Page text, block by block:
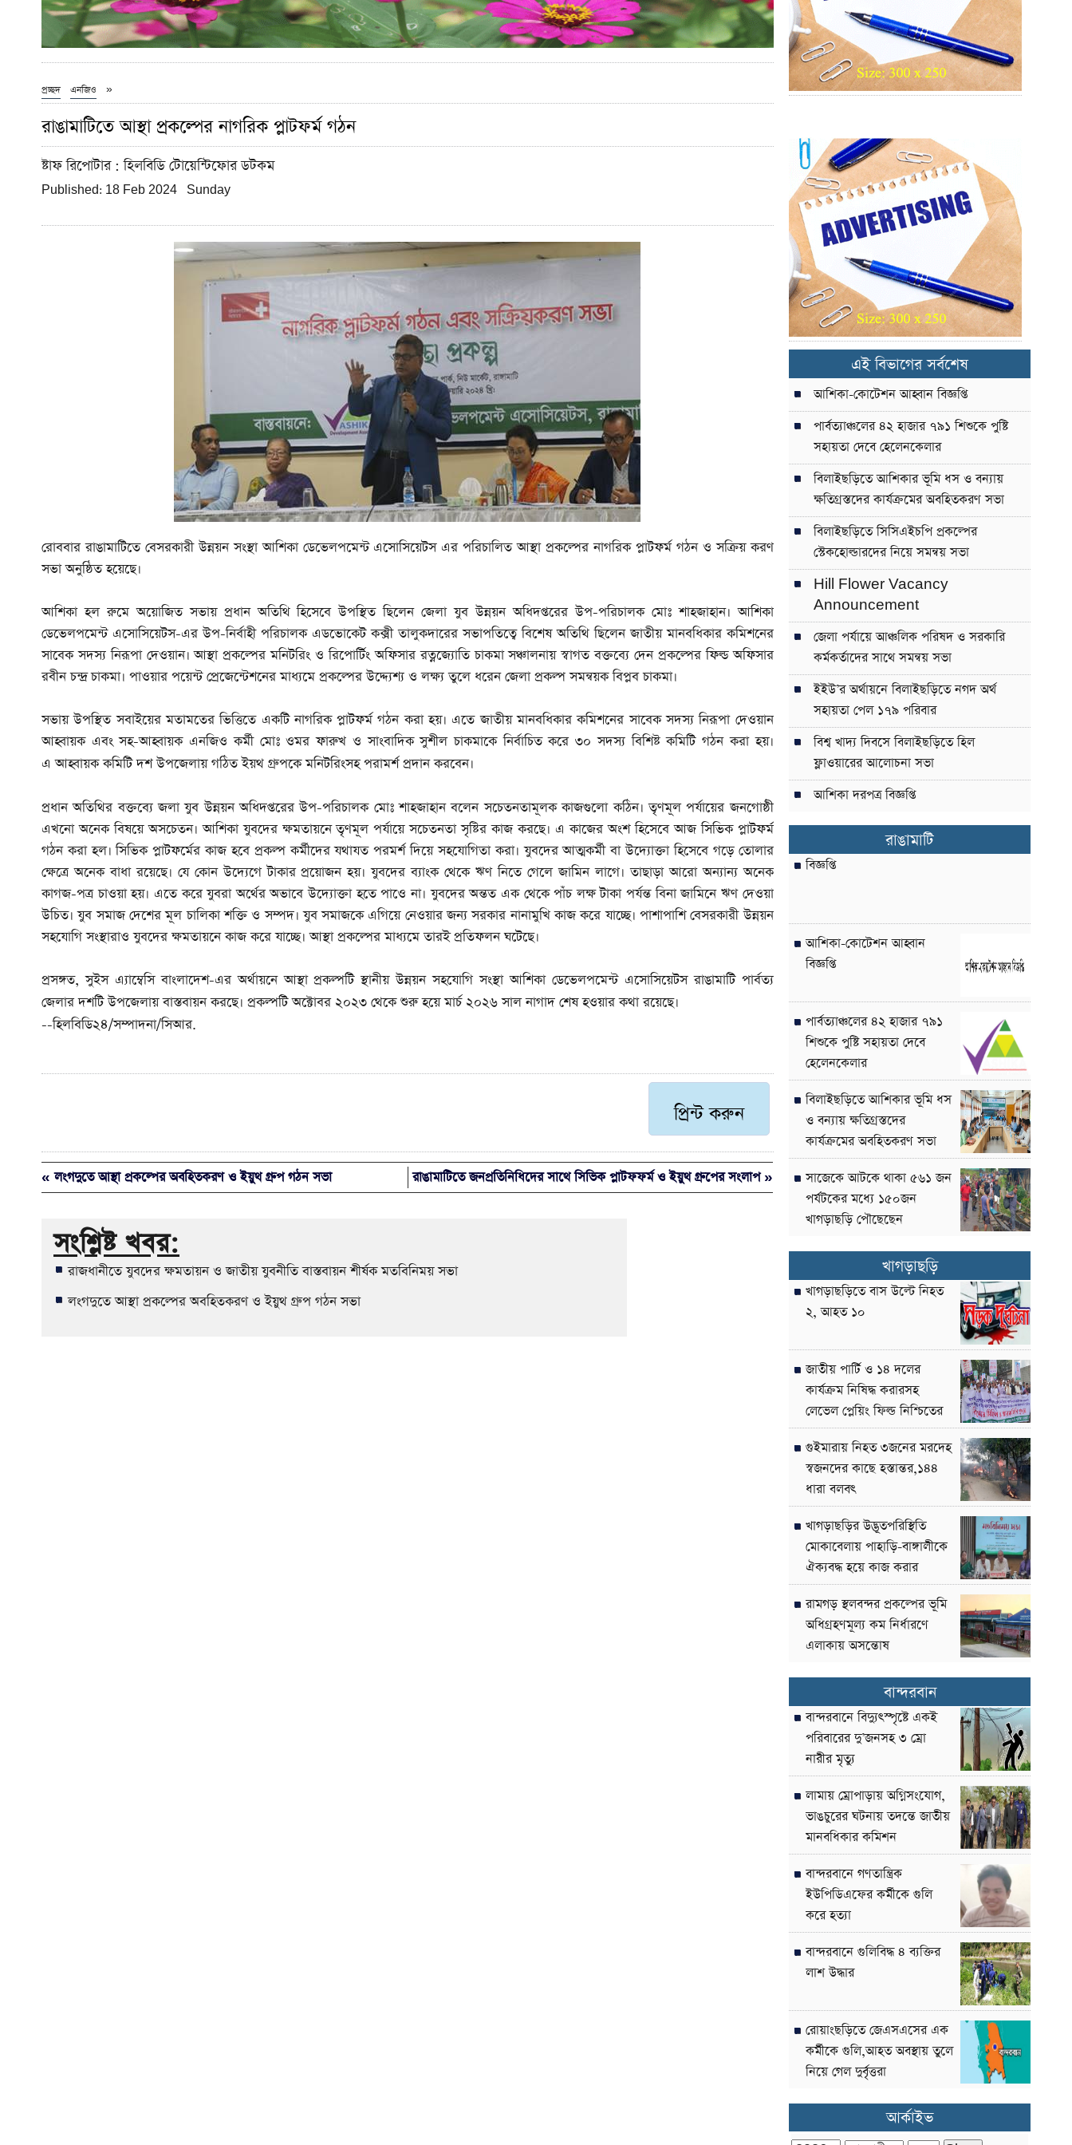
প্রচ্ছদ »
এনজিও
রাঙামাটিতে আস্থা প্রকল্পের নাগরিক প্লাটফর্ম গঠন
ষ্টাফ রিপোটার: হিলবিডি টোয়েন্টিফোর ডটকম
Published: 18 Feb 2024 Sunday
রোববার রাঙামাটিতে বেসরকারী উন্নয়ন সংস্থা আশিকা ডেভেলপমেন্ট এসোসিয়েটস এর পরিচালিত আস্থা প্রকল্পের নাগরিক প্লাটফর্ম গঠন ও সক্রিয় করণ
সভা অনুষ্ঠিত হয়েছে।
আশিকা হল রুমে অয়োজিত সভায় প্রধান অতিথি হিসেবে উপস্থিত ছিলেন জেলা যুব উন্নয়ন অধিদপ্তরের উপ-পরিচালক মোঃ শাহজাহান। আশিকা
ডেভেলপমেন্ট এসোসিয়েটস-এর উপ-নির্বাহী পরিচালক এডভোকেট কক্সী তালুকদারের সভাপতিত্বে বিশেষ অতিথি ছিলেন জাতীয় মানবধিকার কমিশনের
সাবেক সদস্য নিরূপা দেওয়ান। আস্থা প্রকল্পের মনিটরিং ও রিপোর্টিং অফিসার রত্নজ্যোতি চাকমা সঞ্চালনায় স্বাগত বক্তব্যে দেন প্রকল্পের ফিল্ড অফিসার
রবীন চন্দ্র চাকমা। পাওয়ার পয়েন্ট প্রেজেন্টেশনের মাধ্যমে প্রকল্পের উদ্দ্যেশ্য ও লক্ষ্য তুলে ধরেন জেলা প্রকল্প সমন্বয়ক বিপ্লব চাকমা।
সভায় উপস্থিত সবাইয়ের মতামতের ভিত্তিতে একটি নাগরিক প্লাটফর্ম গঠন করা হয়। এতে জাতীয় মানবধিকার কমিশনের সাবেক সদস্য নিরূপা দেওয়ান
আহ্বায়ক এবং সহ-আহ্বায়কএনজিও কর্মী মোঃ ওমর ফারুখ ও সাংবাদিক সুশীল চাকমাকে নির্বাচিত করে ৩০ সদস্য বিশিষ্ট কমিটি গঠন করা হয়।
এআহ্বায়ককমিটি দশ উপজেলায় গঠিত ইয়থ গ্রুপকে মনিটরিংসহ পরামর্শ প্রদান করবেন।
প্রধান অতিথির বক্তব্যে জলা যুব উন্নয়ন অধিদপ্তরের উপ-পরিচালক মোঃ শাহজাহান বলেন সচেতনতামূলক কাজগুলো কঠিন। তৃণমূল পর্যায়ের জনগোষ্ঠী
এখনো অনেক বিষয়ে অসচেতন। আশিকা যুবদের ক্ষমতায়নে তৃণমূল পর্যায়ে সচেতনতা সৃষ্টির কাজ করছে। এ কাজের অংশ হিসেবে আজ সিভিক প্লাটফর্ম
গঠন করা হল। সিভিক প্লাটফর্মের কাজ হবে প্রকল্প কর্মীদের যথাযত পরমর্শ দিয়ে সহযোগিতা করা। যুবদের আত্মকর্মী বা উদ্যোক্তা হিসেবে গড়ে তোলার
ক্ষেত্রে অনেক বাধা রয়েছে। যে কোন উদ্যেগে টাকার প্রয়োজন হয়। যুবদের ব্যাংক থেকে ঋণ নিতে গেলে জামিন লাগে। তাছাড়া আরো অন্যান্য অনেক
কাগজ-পত্র চাওয়া হয়। এতে করে যুবরা অর্থের অভাবে উদ্যোক্তা হতে পাওে না। যুবদের অন্তত এক থেকে পাঁচ লক্ষ টাকা পর্যন্ত বিনা জামিনে ঋণ দেওয়া
উচিত। যুব সমাজ দেশের মূল চালিকা শক্তি ও সম্পদ। যুব সমাজকে এগিয়ে নেওয়ার জন্য সরকার নানামুখি কাজ করে যাচ্ছে। পাশাপাশি বেসরকারী উন্নয়ন
সহযোগি সংস্থারাও যুবদের ক্ষমতায়নে কাজ করে যাচ্ছে। আস্থা প্রকল্পের মাধ্যমে তারই প্রতিফলন ঘটেছে।
প্রসঙ্গত, সুইস এ্যাম্বেসি বাংলাদেশ-এর অর্থায়নে আস্থা প্রকল্পটি স্থানীয় উন্নয়ন সহযোগি সংস্থা আশিকা ডেভেলপমেন্ট এসোসিয়েটস রাঙামাটি পার্বত্য
জেলার দশটি উপজেলায় বাস্তবায়ন করছে। প্রকল্পটি অক্টোবর ২০২৩ থেকে শুরু হয়ে মার্চ ২০২৬ সাল নাগাদ শেষ হওয়ার কথা রয়েছে।
--হিলবিডি২৪/সম্পাদনা/সিআর.
প্রিন্ট করুন
« লংগদুতে আস্থা প্রকল্পের অবহিতকরণ ও ইয়ুথ গ্রুপ গঠন সভা রাঙামাটিতে জনপ্রতিনিধিদের সাথে সিভিক প্লাটফফর্ম ও ইয়ুথ গ্রুপের সংলাপ »
সংশ্লিষ্ট খবর:
রাজধানীতে যুবদের ক্ষমতায়ন ও জাতীয় যুবনীতি বাস্তবায়ন শীর্ষক মতবিনিময় সভা
লংগদুতে আস্থা প্রকল্পের অবহিতকরণ ও ইয়ুথ গ্রুপ গঠন সভা
এই বিভাগের সর্বশেষ
আশিকা-কোটেশন আহ্বান বিজ্ঞপ্তি
পার্বত্যাঞ্চলের ৪২ হাজার ৭৯১ শিশুকে পুষ্টি
সহায়তা দেবে হেলেনকেলার
বিলাইছড়িতে আশিকার ভূমি ধস ও বন্যায়
ক্ষতিগ্রস্তদের কার্যক্রমের অবহিতকরণ সভা
বিলাইছড়িতে সিসিএইচপি প্রকল্পের
স্টেকহোল্ডারদের নিয়ে সমন্বয় সভা
Hill Flower Vacancy
Announcement
জেলা পর্যায়ে আঞ্চলিক পরিষদ ও সরকারি
কর্মকর্তাদের সাথে সমন্বয় সভা
ইইউ’র অর্থায়নে বিলাইছড়িতে নগদ অর্থ
সহায়তা পেল ১৭৯ পরিবার
বিশ্ব খাদ্য দিবসে বিলাইছড়িতে হিল
ফ্লাওয়ারের আলোচনা সভা
আশিকা দরপত্র বিজ্ঞপ্তি
রাঙামাটি
বিজ্ঞপ্তি
আশিকা-কোটেশন আহ্বান
বিজ্ঞপ্তি
পার্বত্যাঞ্চলের ৪২ হাজার ৭৯১
শিশুকে পুষ্টি সহায়তা দেবে
হেলেনকেলার
বিলাইছড়িতে আশিকার ভূমি ধস
ও বন্যায় ক্ষতিগ্রস্তদের
কার্যক্রমের অবহিতকরণ সভা
সাজেকে আটকে থাকা ৫৬১ জন
পর্যটকের মধ্যে ১৫০জন
খাগড়াছড়ি পৌছেছেন
খাগড়াছড়ি
খাগড়াছড়িতে বাস উল্টে নিহত
২, আহত ১০
জাতীয় পার্টি ও ১৪ দলের
কার্যক্রম নিষিদ্ধ করারসহ
লেভেল প্লেয়িং ফিল্ড নিশ্চিতের
দাবী
গুইমারায় নিহত ৩জনের মরদেহ
স্বজনদের কাছে হস্তান্তর,১৪৪
ধারা বলবৎ
খাগড়াছড়ির উদ্ভূতপরিস্থিতি
মোকাবেলায় পাহাড়ি-বাঙ্গালীকে
ঐক্যবদ্ধ হয়ে কাজ করার
আহ্বান-পার্বত্য উপদেষ্টা
রামগড় স্থলবন্দর প্রকল্পের ভূমি
অধিগ্রহণমূল্য কম নির্ধারণে
এলাকায় অসন্তোষ
বান্দরবান
বান্দরবানে বিদ্যুৎস্পৃষ্টে একই
পরিবারের দু’জনসহ ৩ ম্রো
নারীর মৃত্যু
লামায় ম্রোপাড়ায় অগ্নিসংযোগ,
ভাঙচুরের ঘটনায় তদন্তে জাতীয়
মানবধিকার কমিশন
বান্দরবানে গণতান্ত্রিক
ইউপিডিএফের কর্মীকে গুলি
করে হত্যা
বান্দরবানে গুলিবিদ্ধ ৪ ব্যক্তির
লাশ উদ্ধার
রোয়াংছড়িতে জেএসএসের এক
কর্মীকে গুলি,আহত অবস্থায় তুলে
নিয়ে গেল দুর্বৃত্তরা
আর্কাইভ